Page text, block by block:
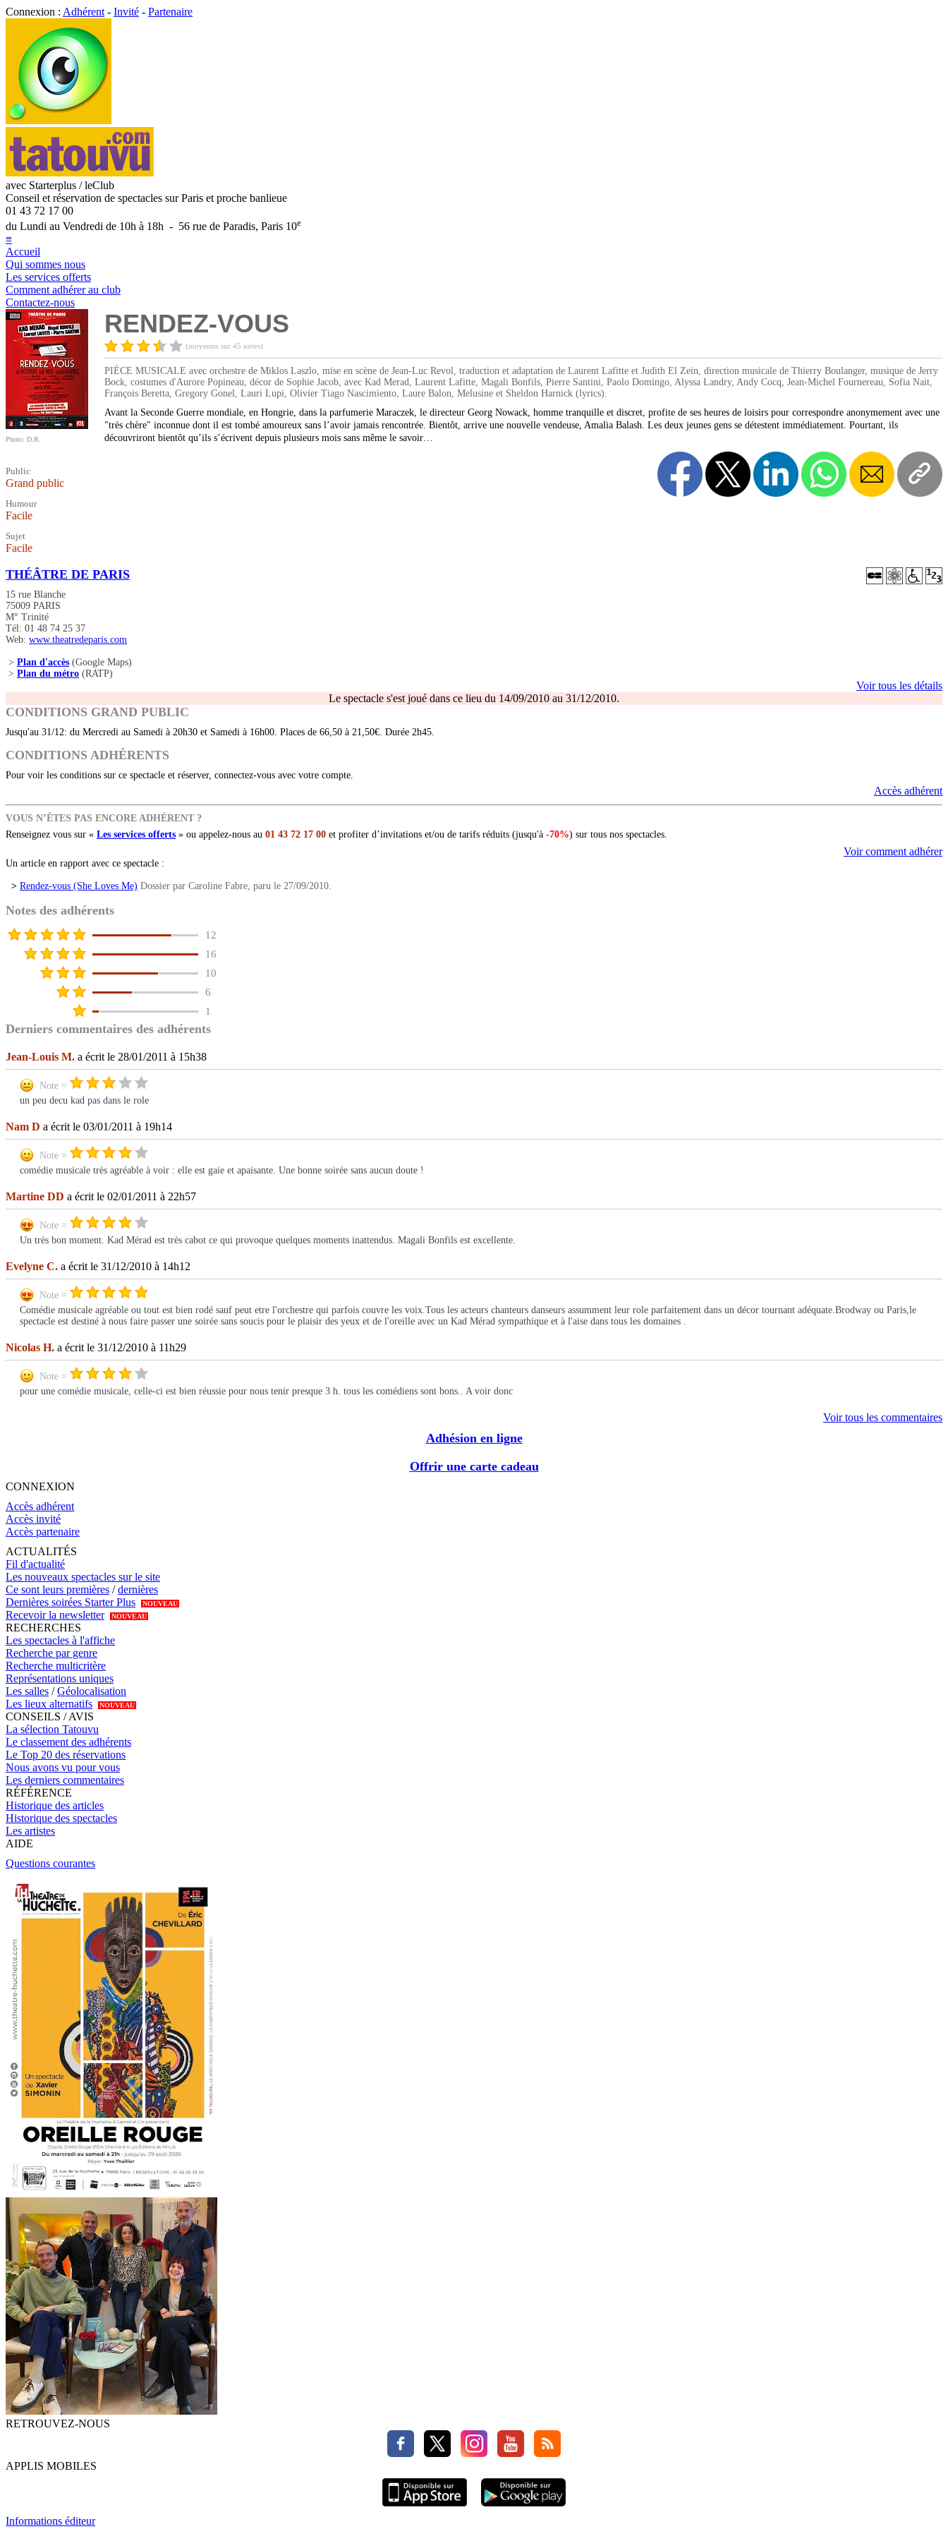
Connexion : Adhérent - Invité - Partenaire
avec Starterplus / leClub
Conseil et réservation de spectacles sur Paris et proche banlieue
01 43 72 17 00
du Lundi au Vendredi de 10h à 18h - 56 rue de Paradis, Paris 10e
≡
Accueil
Qui sommes nous
Les services offerts
Comment adhérer au club
Contactez-nous
Photo: D.R.
Public
Grand public
Humour
Facile
Sujet
Facile
RENDEZ-VOUS
(moyenne sur 45 notes)
PIÈCE MUSICALE avec orchestre de Miklos Laszlo, mise en scène de Jean-Luc Revol, traduction et adaptation de Laurent Lafitte et Judith El Zein, direction musicale de Thierry Boulanger, musique de Jerry
Bock, costumes d'Aurore Popineau, décor de Sophie Jacob, avec Kad Merad, Laurent Lafitte, Magali Bonfils, Pierre Santini, Paolo Domingo, Alyssa Landry, Andy Cocq, Jean-Michel Fournereau, Sofia Nait,
François Beretta, Gregory Gonel, Lauri Lupi, Olivier Tiago Nascimiento, Laure Balon, Melusine et Sheldon Harnick (lyrics).
Avant la Seconde Guerre mondiale, en Hongrie, dans la parfumerie Maraczek, le directeur Georg Nowack, homme tranquille et discret, profite de ses heures de loisirs pour correspondre anonymement avec une
"très chère" inconnue dont il est tombé amoureux sans l’avoir jamais rencontrée. Bientôt, arrive une nouvelle vendeuse, Amalia Balash. Les deux jeunes gens se détestent immédiatement. Pourtant, ils
découvriront bientôt qu’ils s’écrivent depuis plusieurs mois sans même le savoir…
THÉÂTRE DE PARIS
15 rue Blanche
75009 PARIS
M° Trinité
Tél: 01 48 74 25 37
Web: www.theatredeparis.com
> Plan d'accès (Google Maps)
> Plan du métro (RATP)
Voir tous les détails
Le spectacle s'est joué dans ce lieu du 14/09/2010 au 31/12/2010.
CONDITIONS GRAND PUBLIC
Jusqu'au 31/12: du Mercredi au Samedi à 20h30 et Samedi à 16h00. Places de 66,50 à 21,50€. Durée 2h45.
CONDITIONS ADHÉRENTS
Pour voir les conditions sur ce spectacle et réserver, connectez-vous avec votre compte.
Accès adhérent
VOUS N’ÊTES PAS ENCORE ADHÉRENT ?
Renseignez vous sur « Les services offerts » ou appelez-nous au 01 43 72 17 00 et profiter d’invitations et/ou de tarifs réduits (jusqu'à -70%) sur tous nos spectacles.
Voir comment adhérer
Un article en rapport avec ce spectacle :
> Rendez-vous (She Loves Me) Dossier par Caroline Fabre, paru le 27/09/2010.
Notes des adhérents
12
16
10
6
1
Derniers commentaires des adhérents
Jean-Louis M. a écrit le 28/01/2011 à 15h38
Note =
un peu decu kad pas dans le role
Nam D a écrit le 03/01/2011 à 19h14
Note =
comédie musicale très agréable à voir : elle est gaie et apaisante. Une bonne soirée sans aucun doute !
Martine DD a écrit le 02/01/2011 à 22h57
Note =
Un très bon moment. Kad Mérad est très cabot ce qui provoque quelques moments inattendus. Magali Bonfils est excellente.
Evelyne C. a écrit le 31/12/2010 à 14h12
Note =
Comédie musicale agréable ou tout est bien rodé sauf peut etre l'orchestre qui parfois couvre les voix.Tous les acteurs chanteurs danseurs assumment leur role parfaitement dans un décor tournant adéquate.Brodway ou Paris,le
spectacle est destiné à nous faire passer une soirée sans soucis pour le plaisir des yeux et de l'oreille avec un Kad Mérad sympathique et à l'aise dans tous les domaines .
Nicolas H. a écrit le 31/12/2010 à 11h29
Note =
pour une comédie musicale, celle-ci est bien réussie pour nous tenir presque 3 h. tous les comédiens sont bons.. A voir donc
Voir tous les commentaires
Adhésion en ligne
Offrir une carte cadeau
CONNEXION
Accès adhérent
Accès invité
Accès partenaire
ACTUALITÉS
Fil d'actualité
Les nouveaux spectacles sur le site
Ce sont leurs premières /dernières
Dernières soirées Starter Plus
NOUVEAU
Recevoir la newsletter NOUVEAU
RECHERCHES
Les spectacles à l'affiche
Recherche par genre
Recherche multicritère
Représentations uniques
Les salles /Géolocalisation
Les lieux alternatifs
NOUVEAU
CONSEILS / AVIS
La sélection Tatouvu
Le classement des adhérents
Le Top 20 des réservations
Nous avons vu pour vous
Les derniers commentaires
RÉFÉRENCE
Historique des articles
Historique des spectacles
Les artistes
AIDE
Questions courantes
RETROUVEZ-NOUS
APPLIS MOBILES
Informations éditeur